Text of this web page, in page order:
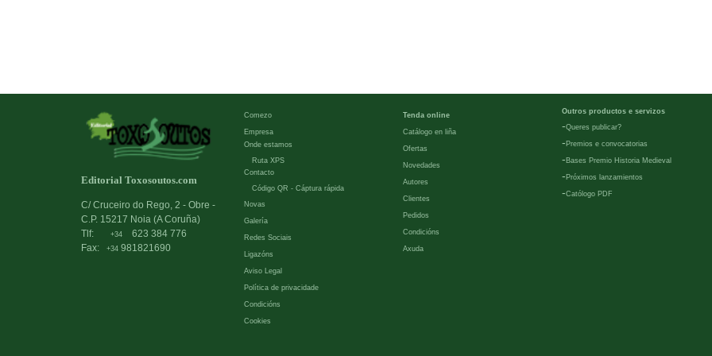
Editorial Toxosoutos.com
C/ Cruceiro do Rego, 2 - Obre -
C.P. 15217 Noia (A Coruña)
Tlf:
+34
623 384 776
Fax:
+34 981821690
Comezo
Empresa
Onde estamos
Ruta XPS
Contacto
Código QR - Cáptura rápida
Novas
Galería
Redes Sociais
Ligazóns
Aviso Legal
Política de privacidade
Condicións
Cookies
Tenda online
Catálogo en liña
Ofertas
Novedades
Autores
Clientes
Pedidos
Condicións
Axuda
Outros productos e servizos
-Queres publicar?
- Premios e convocatorias
- Bases Premio Historia Medieval
- Próximos lanzamientos
-Católogo PDF